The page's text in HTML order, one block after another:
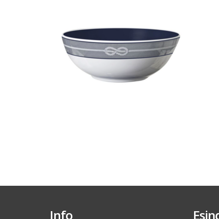
Info